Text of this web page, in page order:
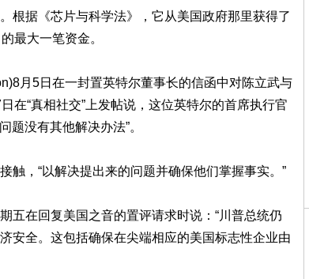
根据《芯片与科学法》，它从美国政府那里获得了
最大一笔资金。
月5日在一封置英特尔董事长的信函中对陈立武与
在“真相社交”上发帖说，这位英特尔的首席执行官
题没有其他解决办法”。
触，“以解决提出来的问题并确保他们掌握事实。”
五在回复美国之音的置评请求时说：“川普总统仍
安全。这包括确保在尖端相应的美国标志性企业由